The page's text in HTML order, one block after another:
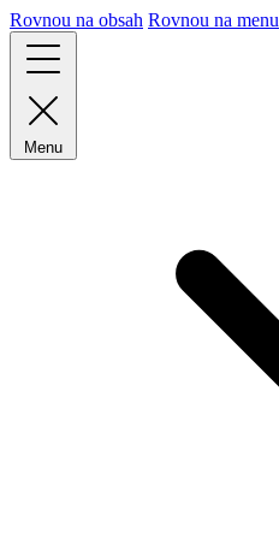
Rovnou na obsah Rovnou na menu
Menu